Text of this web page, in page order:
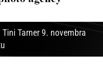
Tarner 9. novembra